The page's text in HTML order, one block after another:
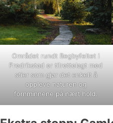
Området rundt Begbyfeltet i
Fredrikstad er tilrettelagt med
stier som gjør det enkelt å
oppleve naturen og
fornminnene på nært hold.